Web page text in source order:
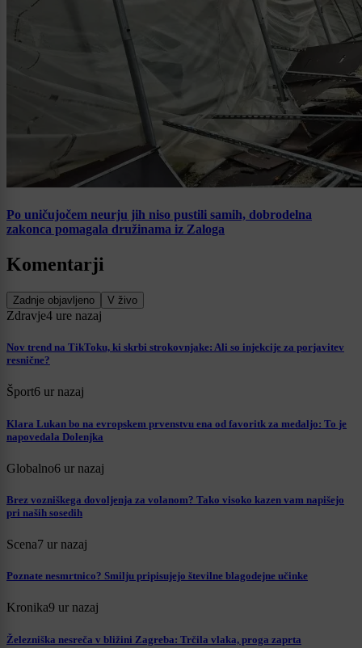
Po uničujočem neurju jih niso pustili samih, dobrodelna
zakonca pomagala družinama iz Zaloga
Komentarji
Zadnje objavljeno V živo
Zdravje4 ure nazaj
Nov trend na TikToku, ki skrbi strokovnjake: Ali so injekcije za porjavitev
resnične?
Šport6 ur nazaj
Klara Lukan bo na evropskem prvenstvu ena od favoritk za medaljo: To je
napovedala Dolenjka
Globalno6 ur nazaj
Brez vozniškega dovoljenja za volanom? Tako visoko kazen vam napišejo
pri naših sosedih
Scena7 ur nazaj
Poznate nesmrtnico? Smilju pripisujejo številne blagodejne učinke
Kronika9 ur nazaj
Železniška nesreča v bližini Zagreba: Trčila vlaka, proga zaprta